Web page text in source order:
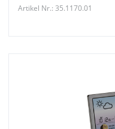
Artikel Nr.: 35.1170.01